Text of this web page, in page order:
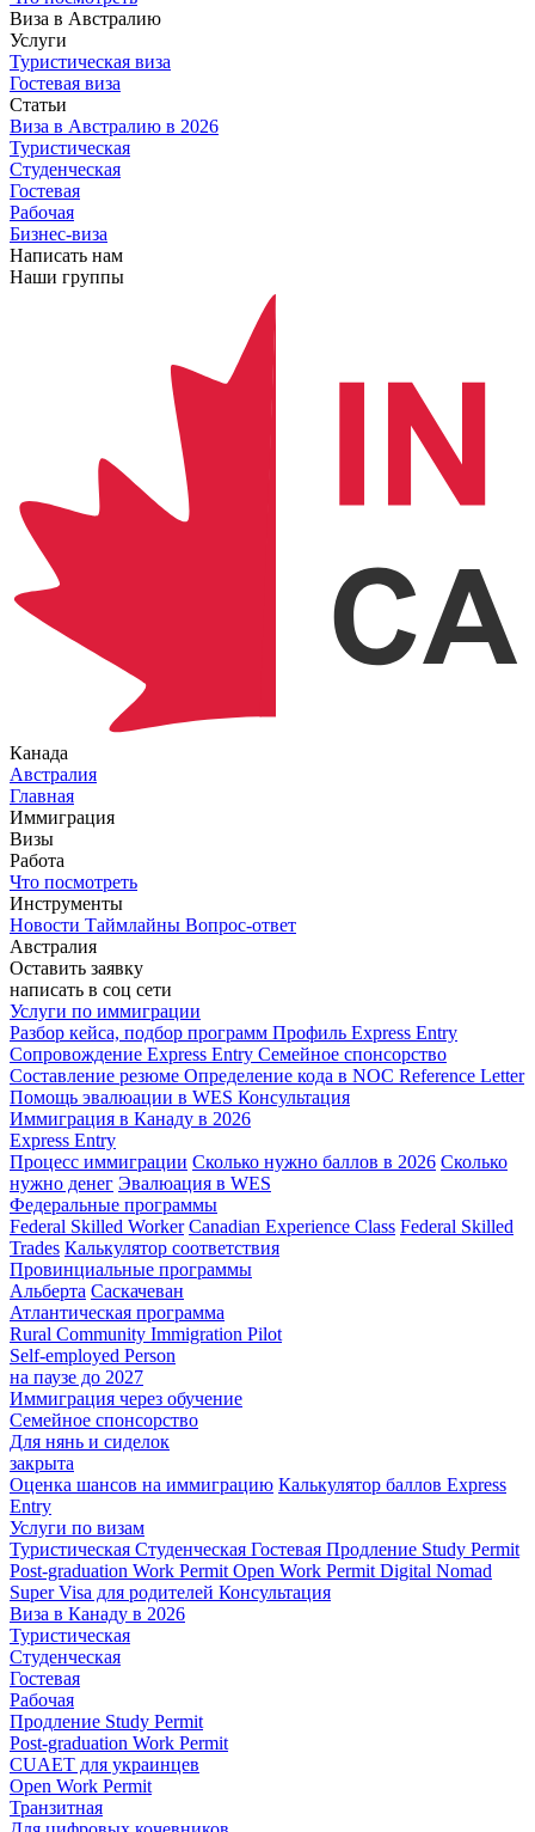
Виза в Австралию
Услуги
Туристическая виза
Гостевая виза
Статьи
Виза в Австралию в 2026
Туристическая
Студенческая
Гостевая
Рабочая
Бизнес-виза
Написать нам
Наши группы
Канада
Австралия
Главная
Иммиграция
Визы
Работа
Что посмотреть
Инструменты
Новости Таймлайны Вопрос-ответ
Австралия
Оставить заявку
написать в соц сети
Услуги по иммиграции
Разбор кейса, подбор программ Профиль Express Entry
Сопровождение Express Entry Семейное спонсорство
Составление резюме Определение кода в NOC Reference Letter
Помощь эвалюации в WES Консультация
Иммиграция в Канаду в 2026
Express Entry
Процесс иммиграции Сколько нужно баллов в 2026 Сколько
нужно денег Эвалюация в WES
Федеральные программы
Federal Skilled Worker Canadian Experience Class Federal Skilled
Trades Калькулятор соответствия
Провинциальные программы
Альберта Саскачеван
Атлантическая программа
Rural Community Immigration Pilot
Self-employed Person
на паузе до 2027
Иммиграция через обучение
Семейное спонсорство
Для нянь и сиделок
закрыта
Оценка шансов на иммиграцию Калькулятор баллов Express
Entry
Услуги по визам
Туристическая Студенческая Гостевая Продление Study Permit
Post-graduation Work Permit Open Work Permit Digital Nomad
Super Visa для родителей Консультация
Виза в Канаду в 2026
Туристическая
Студенческая
Гостевая
Рабочая
Продление Study Permit
Post-graduation Work Permit
CUAET для украинцев
Open Work Permit
Транзитная